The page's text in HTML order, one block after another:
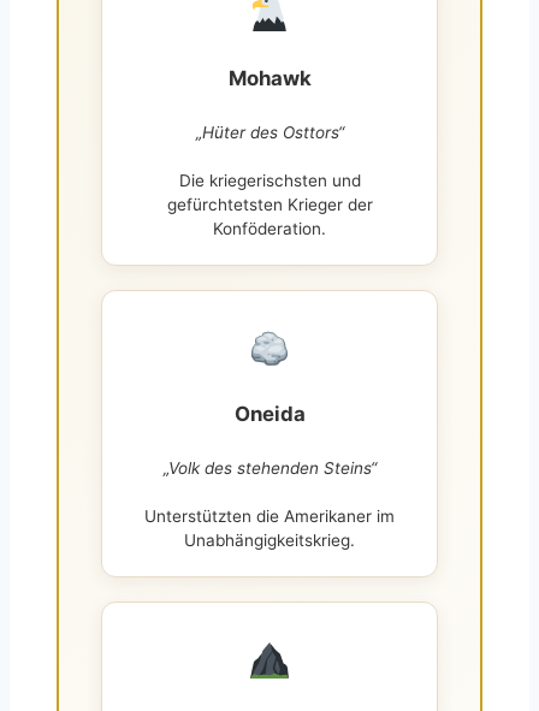
Mohawk
„Hüter des Osttors“
Die kriegerischsten und
gefürchtetsten Krieger der
Konföderation.
Oneida
„Volk des stehenden Steins“
Unterstützten die Amerikaner im
Unabhängigkeitskrieg.